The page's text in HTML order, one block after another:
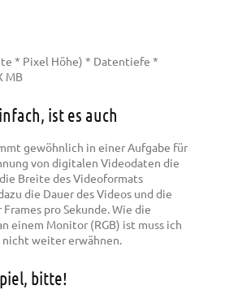
* Pixel Höhe) * Datentiefe *
MB
ist es auch
gewöhnlich in einer Aufgabe für
von digitalen Videodaten die
Breite des Videoformats
die Dauer des Videos und die
pro Sekunde. Wie die
einem Monitor (RGB) ist muss ich
nicht weiter erwähnen.
bitte!